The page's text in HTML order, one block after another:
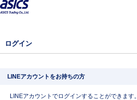
ログイン
LINEアカウントをお持ちの方
LINEアカウントでログインすることができます。